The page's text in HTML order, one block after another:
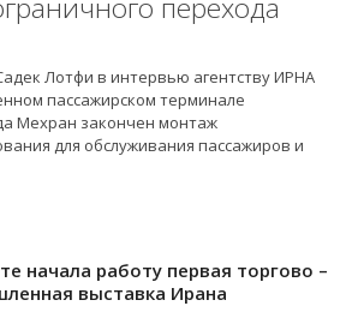
перехода
Лотфи в интервью агентству ИРНА
пассажирском терминале
Мехран закончен монтаж
для обслуживания пассажиров и
начала работу первая торгово –
выставка Ирана